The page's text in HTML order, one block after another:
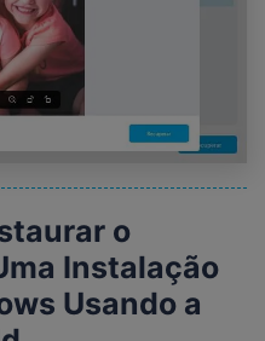
o
Instalação
Usando a